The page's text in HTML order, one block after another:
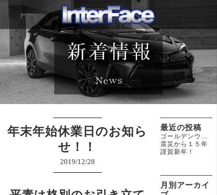
最近の投稿
震災から１５年
謹賀新年！
月別アーカイ
年末年始休業日のお知ら
せ！！
2019/12/28